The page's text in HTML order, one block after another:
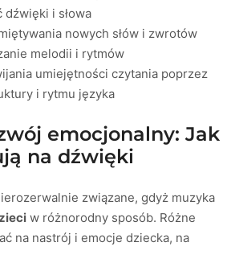
i słowa
nowych słów i zwrotów
melodii i rytmów
umiejętności czytania poprzez
i rytmu języka
emocjonalny: Jak
na dźwięki
związane, gdyż muzyka
w różnorodny sposób. Różne
na nastrój i emocje dziecka, na